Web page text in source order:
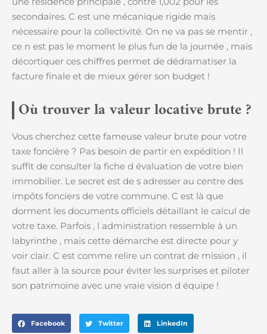
secondaires. C est une mécanique rigide mais
nécessaire pour la collectivité. On ne va pas se mentir ,
ce n est pas le moment le plus fun de la journée , mais
décortiquer ces chiffres permet de dédramatiser la
facture finale et de mieux gérer son budget !
Où trouver la valeur locative brute ?
Vous cherchez cette fameuse valeur brute pour votre
taxe foncière ? Pas besoin de partir en expédition ! Il
suffit de consulter la fiche d évaluation de votre bien
immobilier. Le secret est de s adresser au centre des
impôts fonciers de votre commune. C est là que
dorment les documents officiels détaillant le calcul de
votre taxe. Parfois , l administration ressemble à un
labyrinthe , mais cette démarche est directe pour y
voir clair. C est comme relire un contrat de mission , il
faut aller à la source pour éviter les surprises et piloter
son patrimoine avec une vraie vision d équipe !
Facebook Twitter LinkedIn